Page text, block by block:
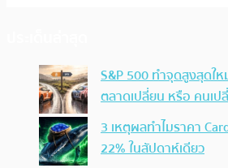
S&P 500 ทำจุดสูงสุดใ
ตลาดเปลี่ยน หรือ คนเป
3 เหตุผลทำไมราคา
22% ในสัปดาห์เดียว